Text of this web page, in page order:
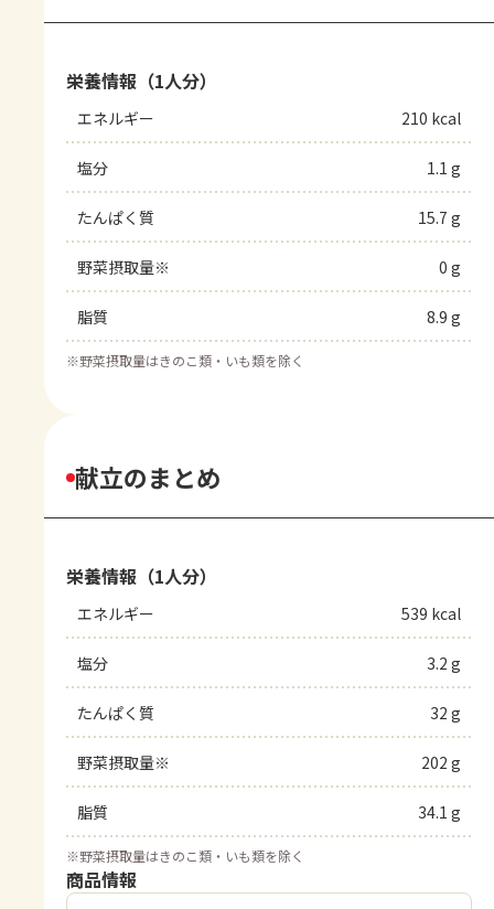
栄養情報（1人分）
エネルギー 210 kcal
塩分 1.1 g
たんぱく質 15.7 g
野菜摂取量※ 0 g
脂質 8.9 g
※野菜摂取量はきのこ類・いも類を除く
献立のまとめ
栄養情報（1人分）
エネルギー 539 kcal
塩分 3.2 g
たんぱく質 32 g
野菜摂取量※ 202 g
脂質 34.1 g
※野菜摂取量はきのこ類・いも類を除く
商品情報